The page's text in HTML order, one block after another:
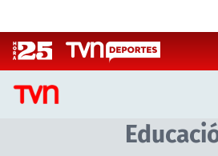
CASTING MASTERCHEF CHILE